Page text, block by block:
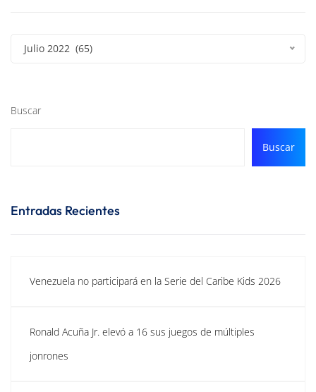
Julio 2022 (65)
Buscar
Buscar
Entradas Recientes
Venezuela no participará en la Serie del Caribe Kids 2026
Ronald Acuña Jr. elevó a 16 sus juegos de múltiples
jonrones